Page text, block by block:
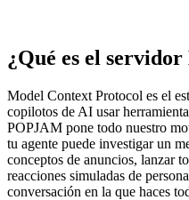
¿Qué es el
Model Context Protocol es el
copilotos de AI usar
POPJAM pone todo nuestro
tu agente puede investigar un
conceptos de anuncios, lanzar
reacciones simuladas de
conversación en la que haces